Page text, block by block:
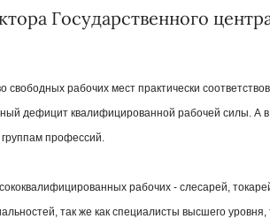
Государственного
свободных рабочих мест практически
дефицит квалифицированной рабочей силы. А
профессий.
рабочих - слесарей,
так же как специалисты высшего уровня,